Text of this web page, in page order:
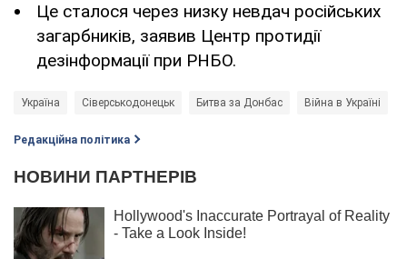
Це сталося через низку невдач російських
загарбників, заявив Центр протидії
дезінформації при РНБО.
Україна Сіверськодонецьк Битва за Донбас Війна в Україні
Редакційна політика